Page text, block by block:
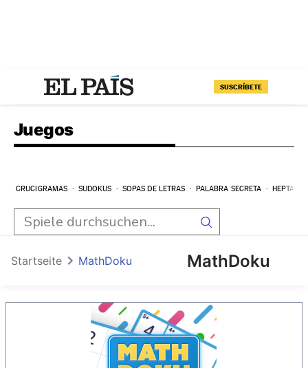
SUSCRÍBETE
Juegos
CRUCIGRAMAS SUDOKUS SOPAS DE LETRAS PALABRA SECRETA
MathDoku
Startseite MathDoku